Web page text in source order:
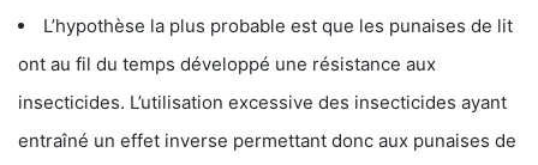
L’hypothèse la plus probable est que les punaises de lit
ont au fil du temps développé une résistance aux
insecticides. L’utilisation excessive des insecticides ayant
entraîné un effet inverse permettant donc aux punaises de